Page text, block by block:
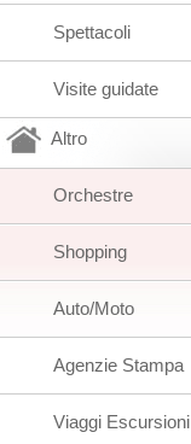
Spettacoli
Visite guidate
Altro
Orchestre
Shopping
Auto/Moto
Agenzie Stampa
Viaggi Escursioni